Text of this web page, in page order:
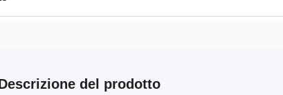
del prodotto